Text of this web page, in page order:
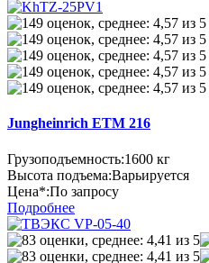
Jungheinrich ETM 216
Грузоподъемность:1600 кг
Высота подъема:Варьируется
Цена*:По запросу
Подробнее